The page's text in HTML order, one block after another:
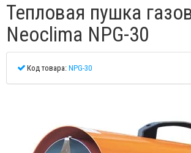
Тепловая пушка
Neoclima NPG-30
Код товара: NPG-30